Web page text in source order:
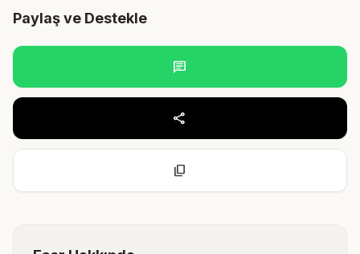
Paylaş ve Destekle
chat
share
content_copy